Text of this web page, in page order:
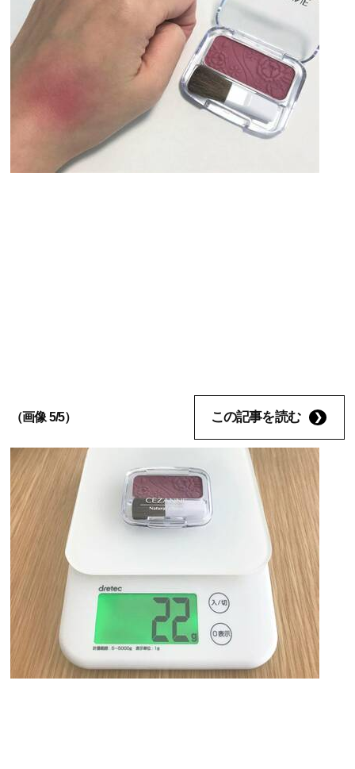
（画像 5/5） この記事を読む